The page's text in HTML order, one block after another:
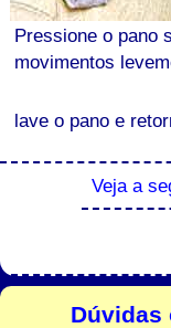
Pressione o pano
movimentos
lave o pano e
Veja a
Dúvidas